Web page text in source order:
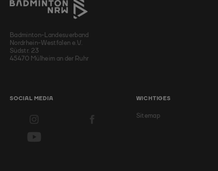
Badminton-Landesverband
Nordrhein-Westfalen e.V.
Südstr. 23
45470 Mülheim an der Ruhr
SOCIAL MEDIA WICHTIGES
Sitemap